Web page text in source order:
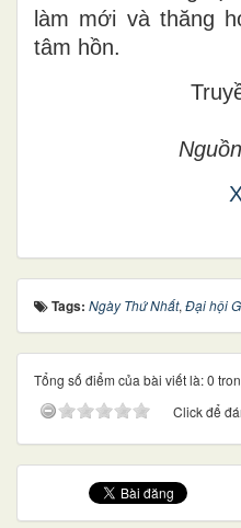
làm mới và thăng
tâm hồn.
Tags: Ngày Thứ Nhất, Đại hội
Tổng số điểm của bài viết là: 0
Click để